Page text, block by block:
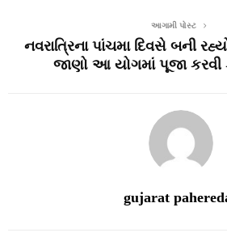
આગામી પોસ્ટ
નવરાત્રિના પાંચમા દિવસે બની
જાણો આ યોગમાં પૂજા
gujarat